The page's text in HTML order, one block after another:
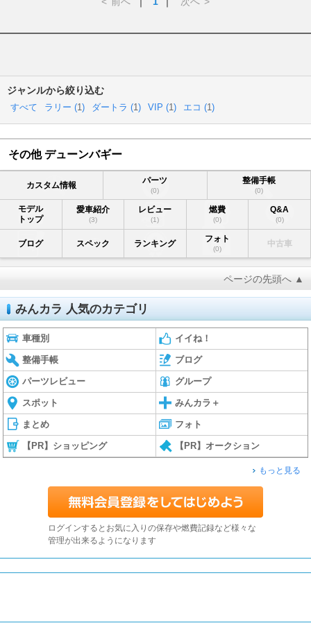
ジャンルから絞り込む
すべて ラリー (1) ダートラ (1) VIP (1) エコ (1)
その他 デューンバギー
カスタム情報 パーツ
(0)
整備手帳
(0)
モデル
トップ
愛車紹介
(3)
レビュー
(1)
燃費
(0)
Q&A
(0)
ブログ スペック ランキング フォト
(0)
中古車
ページの先頭へ ▲
みんカラ 人気のカテゴリ
車種別 イイね！
整備手帳 ブログ
パーツレビュー グループ
スポット みんカラ＋
まとめ フォト
【PR】ショッピング 【PR】オークション
もっと見る
ログインするとお気に入りの保存や燃費記録など様々な
管理が出来るようになります